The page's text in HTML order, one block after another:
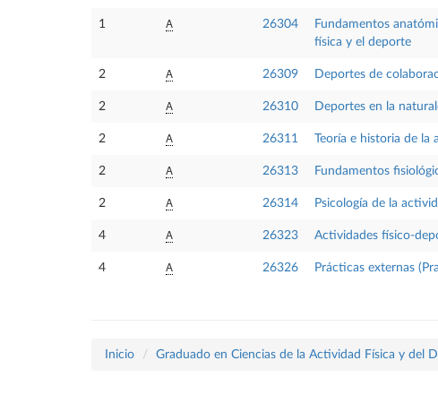
1 A 26304
Fundamentos
física y el deporte
2 A 26309 Deportes de
2 A 26310 Deportes en la
2 A 26311 Teoría e historia de
2 A 26313 Fundamentos
2 A 26314 Psicología de la
4 A 26323 Actividades físico-
4 A 26326 Prácticas externas
Inicio Graduado en Ciencias de la Actividad Física y del